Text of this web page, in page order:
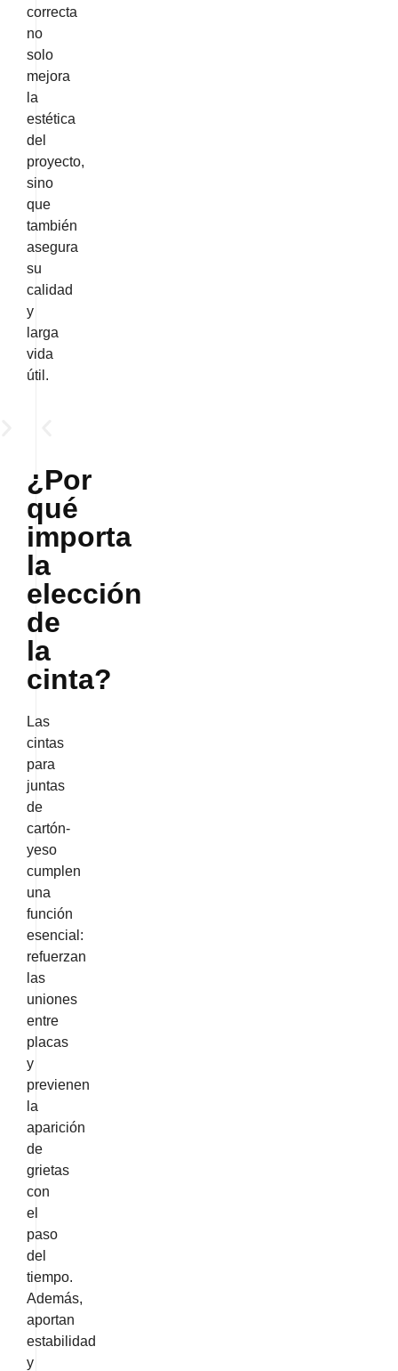
correcta
no
solo
mejora
la
estética
del
proyecto,
sino
que
también
asegura
su
calidad
y
larga
vida
útil.
¿Por
qué
importa
la
elección
de
la
cinta?
Las
cintas
para
juntas
de
cartón-
yeso
cumplen
una
función
esencial:
refuerzan
las
uniones
entre
placas
y
previenen
la
aparición
de
grietas
con
el
paso
del
tiempo.
Además,
aportan
estabilidad
y